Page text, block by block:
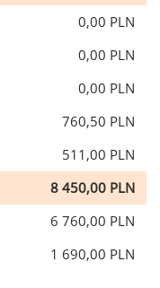
0,00 PLN
0,00 PLN
0,00 PLN
760,50 PLN
511,00 PLN
8 450,00 PLN
6 760,00 PLN
1 690,00 PLN